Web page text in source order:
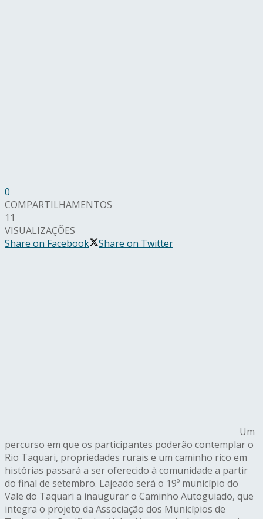
0
COMPARTILHAMENTOS
11
VISUALIZAÇÕES
Share on Facebook
Share on Twitter
Um
percurso em que os participantes poderão contemplar o
Rio Taquari, propriedades rurais e um caminho rico em
histórias passará a ser oferecido à comunidade a partir
do final de setembro. Lajeado será o 19º município do
Vale do Taquari a inaugurar o Caminho Autoguiado, que
integra o projeto da Associação dos Municípios de